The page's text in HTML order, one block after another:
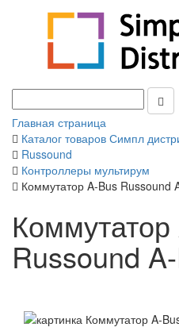
Главная страница
Каталог товаров Симпл
Russound
Контроллеры мультирум
Коммутатор A-Bus Russound
Russound